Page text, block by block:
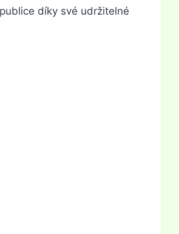
díky své udržitelné